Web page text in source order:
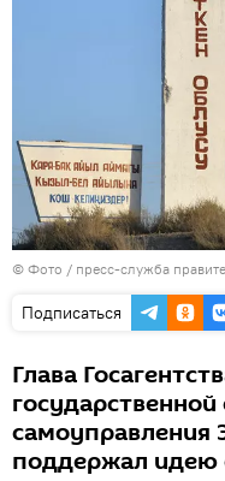
© Фото / пресс-служба
Подписаться
Глава
самоуправления
поддержал идею